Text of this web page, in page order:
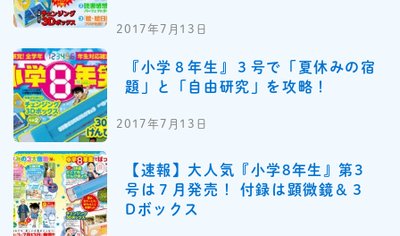
2017年7月13日
『小学８年生』３号で「夏休みの宿
題」と「自由研究」を攻略！
2017年7月13日
【速報】大人気『小学8年生』第3
号は７月発売！ 付録は顕微鏡＆３
Dボックス